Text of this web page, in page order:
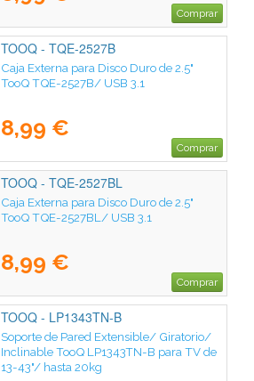
Comprar
TOOQ - TQE-2527B
Caja Externa para Disco Duro de 2.5"
TooQ TQE-2527B/ USB 3.1
8,99 €
Comprar
TOOQ - TQE-2527BL
Caja Externa para Disco Duro de 2.5"
TooQ TQE-2527BL/ USB 3.1
8,99 €
Comprar
TOOQ - LP1343TN-B
Soporte de Pared Extensible/ Giratorio/
Inclinable TooQ LP1343TN-B para TV de
13-43"/ hasta 20kg